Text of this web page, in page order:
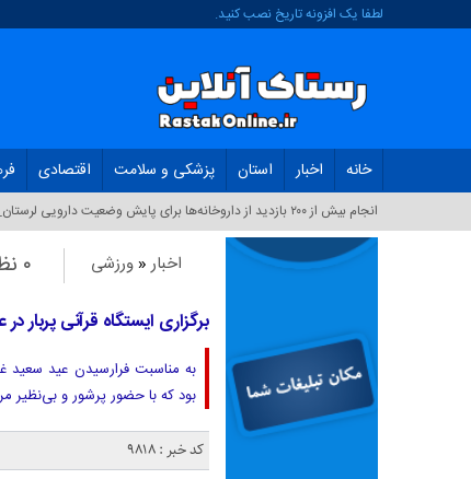
لطفا یک افزونه تاریخ نصب کنید.
خانه اخبار استان پزشکی و سلامت اقتصادی
انجام بیش از ۲۰۰ بازدید از داروخانه‌ها برای پایش وضعیت دارویی لرستان_
اخبار «ورزشی ۰ نظر
برگزاری ایستگاه‌ قرآنی پربار
به مناسبت فرارسیدن عید سعید
بود که با حضور پرشور و بی‌نظیر
کد خبر : 9818